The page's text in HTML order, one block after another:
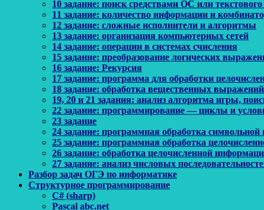
10 задание: поиск средствами ОС или текстового
11 задание: количество информации и
12 задание: сложные исполнители и алгоритмы
13 задание: организация компьютерных сетей
14 задание: операции в системах счисления
15 задание: преобразование логических
16 задание: Рекурсия
17 задание: программа для обработки
18 задание: обработка вещественных
19, 20 и 21 задания: анализ алгоритма игры,
22 задание: программирование — циклы и
23 задание
24 задание: программная обработка
25 задание: программная обработка
26 задание: обработка целочисленной
27 задание: анализ числовых
Разбор задач ОГЭ по информатике
Структурное программирование
C# (sharp)
Pascal abc.net